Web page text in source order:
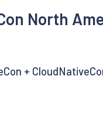
North
+